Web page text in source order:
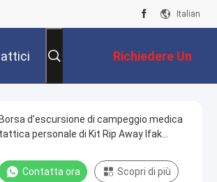
Italian
Richiedere Un
Preventivo
Borsa d'escursione di campeggio medica
tattica personale di Kit Rip Away Ifak
Contatta ora Scopri di più